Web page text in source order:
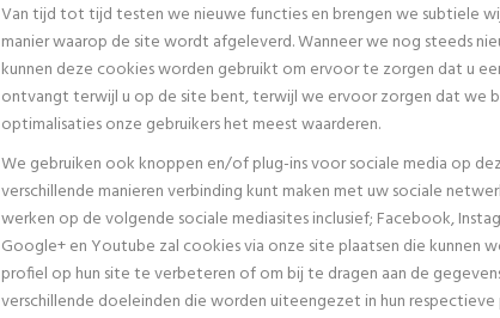
Van tijd tot tijd testen we nieuwe functies en brengen we subtiele
manier waarop de site wordt afgeleverd. Wanneer we nog steeds
kunnen deze cookies worden gebruikt om ervoor te zorgen dat u
ontvangt terwijl u op de site bent, terwijl we ervoor zorgen dat we
optimalisaties onze gebruikers het meest waarderen.
We gebruiken ook knoppen en/of plug-ins voor sociale media op
verschillende manieren verbinding kunt maken met uw sociale
werken op de volgende sociale mediasites inclusief; Facebook,
Google+ en Youtube zal cookies via onze site plaatsen die kunnen
profiel op hun site te verbeteren of om bij te dragen aan de
verschillende doeleinden die worden uiteengezet in hun respectieve